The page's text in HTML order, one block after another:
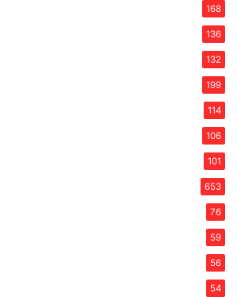
168
136
132
199
114
106
101
653
76
59
56
54